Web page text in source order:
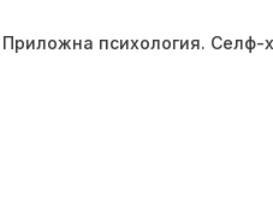
Приложна психология. Селф-